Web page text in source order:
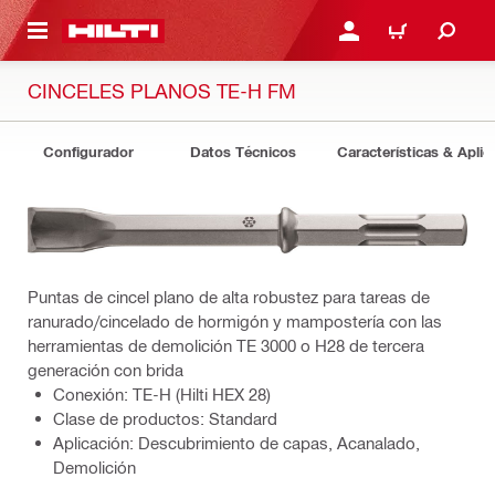
PRINCIPAL INICIE SESIÓN O
CARRITO
CINCELES PLANOS TE-H FM
Configurador Datos Técnicos Características &
Puntas de cincel plano de alta robustez para tareas de
ranurado/cincelado de hormigón y mampostería con las
herramientas de demolición TE 3000 o H28 de tercera
generación con brida
Conexión: TE-H (Hilti HEX 28)
Clase de productos: Standard
Aplicación: Descubrimiento de capas, Acanalado,
Demolición